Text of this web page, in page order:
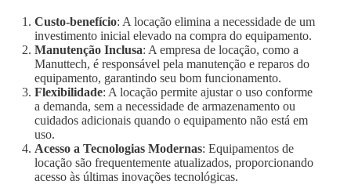
Custo-benefício: A locação elimina a necessidade de um
investimento inicial elevado na compra do equipamento.
Manutenção Inclusa: A empresa de locação, como a
Manuttech, é responsável pela manutenção e reparos do
equipamento, garantindo seu bom funcionamento.
Flexibilidade: A locação permite ajustar o uso conforme
a demanda, sem a necessidade de armazenamento ou
cuidados adicionais quando o equipamento não está em
uso.
Acesso a Tecnologias Modernas: Equipamentos de
locação são frequentemente atualizados, proporcionando
acesso às últimas inovações tecnológicas.